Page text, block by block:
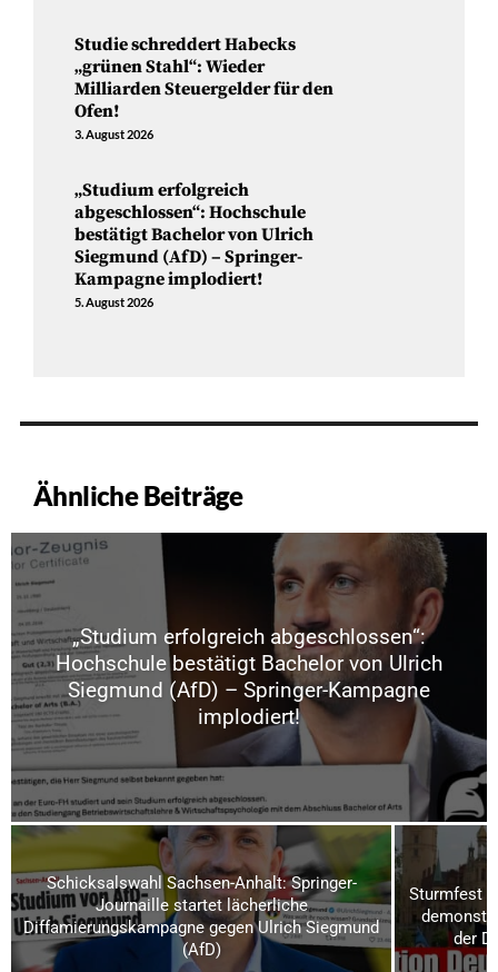
Studie schreddert Habecks
„grünen Stahl“: Wieder
Milliarden Steuergelder für den
Ofen!
3. August 2026
„Studium erfolgreich
abgeschlossen“: Hochschule
bestätigt Bachelor von Ulrich
Siegmund (AfD) – Springer-
Kampagne implodiert!
5. August 2026
Ähnliche Beiträge
„Studium erfolgreich abgeschlossen“:
Hochschule bestätigt Bachelor von Ulrich
Siegmund (AfD) – Springer-Kampagne
implodiert!
Schicksalswahl Sachsen-Anhalt: Springer-
Journaille startet lächerliche
Diffamierungskampagne gegen Ulrich Siegmund
(AfD)
Sturmfest
der